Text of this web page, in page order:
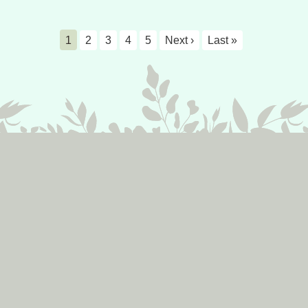
1 2 3 4 5 Next › Last »